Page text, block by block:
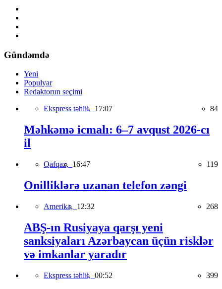
Gündəmdə
Yeni
Populyar
Redaktorun seçimi
Ekspress təhlil, 17:07 84
Məhkəmə icmalı: 6–7 avqust 2026-cı
il
Qafqaz, 16:47 119
Onilliklərə uzanan telefon zəngi
Amerika, 12:32 268
ABŞ-ın Rusiyaya qarşı yeni
sanksiyaları Azərbaycan üçün risklər
və imkanlar yaradır
Ekspress təhlil, 00:52 399